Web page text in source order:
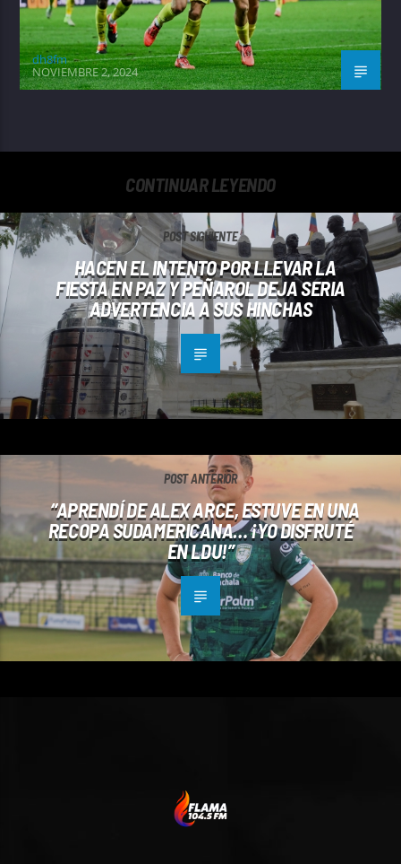
dh8fm
NOVIEMBRE 2, 2024
CONTINUAR LEYENDO
POST SIGUIENTE
HACEN EL INTENTO POR LLEVAR LA
FIESTA EN PAZ Y PEÑAROL DEJA SERIA
ADVERTENCIA A SUS HINCHAS
POST ANTERIOR
“APRENDÍ DE ALEX ARCE, ESTUVE EN UNA
RECOPA SUDAMERICANA… ¡YO DISFRUTÉ
EN LDU!”